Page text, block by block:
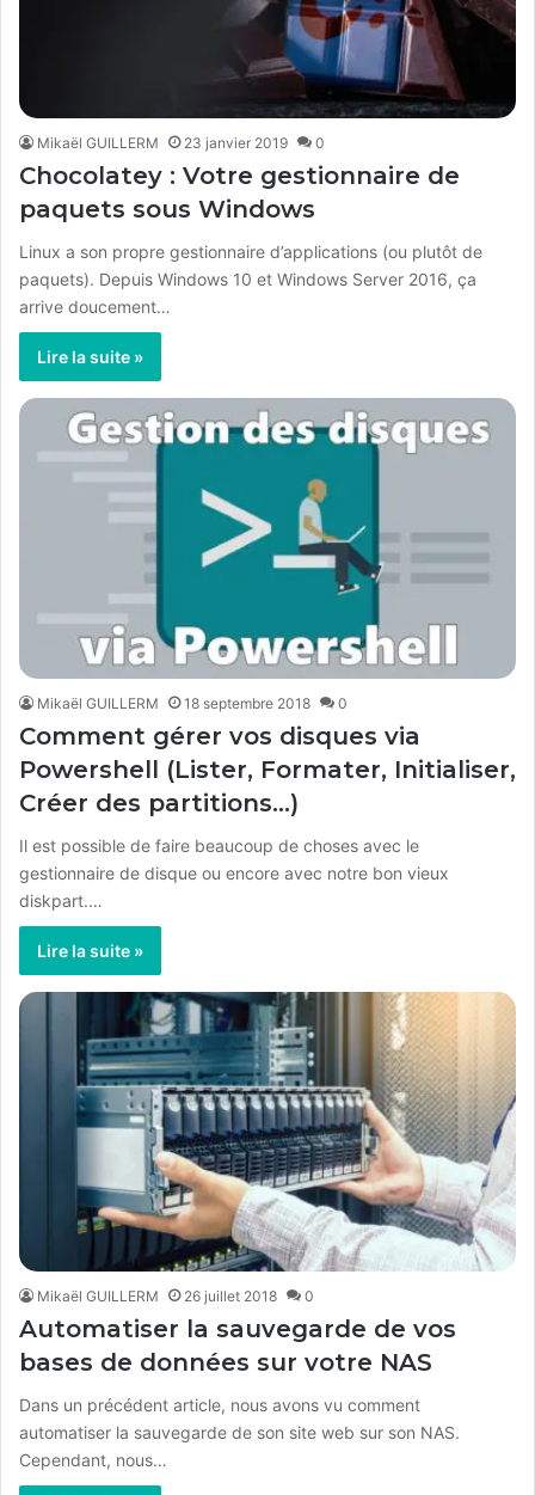
Mikaël GUILLERM 23 janvier 2019 0
Chocolatey : Votre gestionnaire de
paquets sous Windows
Linux a son propre gestionnaire d’applications (ou plutôt de
paquets). Depuis Windows 10 et Windows Server 2016, ça
arrive doucement…
Lire la suite »
Mikaël GUILLERM 18 septembre 2018 0
Comment gérer vos disques via
Powershell (Lister, Formater, Initialiser,
Créer des partitions…)
Il est possible de faire beaucoup de choses avec le
gestionnaire de disque ou encore avec notre bon vieux
diskpart.…
Lire la suite »
Mikaël GUILLERM 26 juillet 2018 0
Automatiser la sauvegarde de vos
bases de données sur votre NAS
Dans un précédent article, nous avons vu comment
automatiser la sauvegarde de son site web sur son NAS.
Cependant, nous…